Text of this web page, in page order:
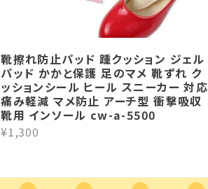
靴擦れ防止パッド 踵クッション ジェル
パッド かかと保護 足のマメ 靴ずれ ク
ッションシール ヒール スニーカー 対応
痛み軽減 マメ防止 アーチ型 衝撃吸収
靴用 インソール cw-a-5500
¥1,300